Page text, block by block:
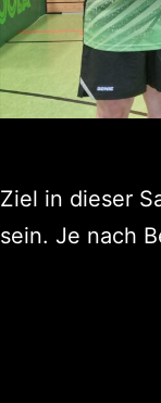
Ziel in dieser
sein. Je nach